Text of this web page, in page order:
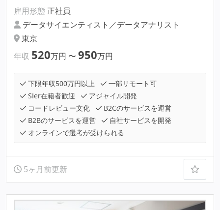
雇用形態 正社員
データサイエンティスト／データアナリスト
東京
年収 520万円 〜 950万円
下限年収500万円以上
一部リモート可
SIer在籍者歓迎
アジャイル開発
コードレビュー文化
B2Cのサービスを運営
B2Bのサービスを運営
自社サービスを開発
オンラインで選考が受けられる
5ヶ月前更新